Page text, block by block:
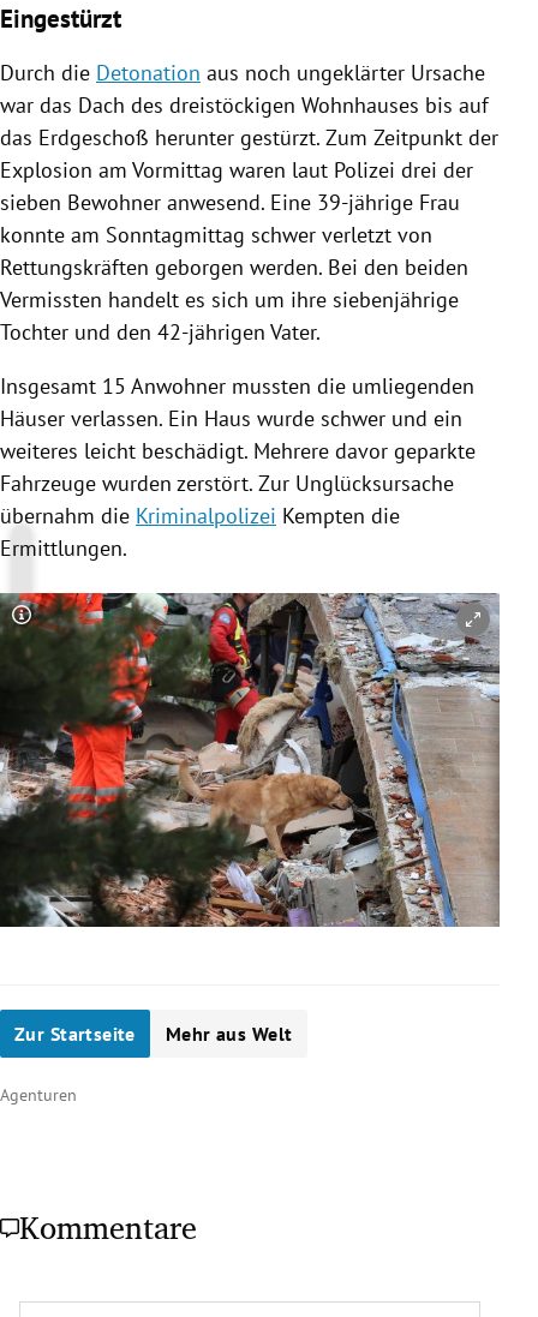
Eingestürzt
Durch die Detonation aus noch ungeklärter Ursache
war das Dach des dreistöckigen Wohnhauses bis auf
das Erdgeschoß herunter gestürzt. Zum Zeitpunkt der
Explosion am Vormittag waren laut Polizei drei der
sieben Bewohner anwesend. Eine 39-jährige Frau
konnte am Sonntagmittag schwer verletzt von
Rettungskräften geborgen werden. Bei den beiden
Vermissten handelt es sich um ihre siebenjährige
Tochter und den 42-jährigen Vater.
Insgesamt 15 Anwohner mussten die umliegenden
Häuser verlassen. Ein Haus wurde schwer und ein
weiteres leicht beschädigt. Mehrere davor geparkte
Fahrzeuge wurden zerstört. Zur Unglücksursache
übernahm die Kriminalpolizei Kempten die
Ermittlungen.
Copyright-Hinweis öffnen/schließen
Zur Startseite Mehr aus Welt
Agenturen
Kommentare